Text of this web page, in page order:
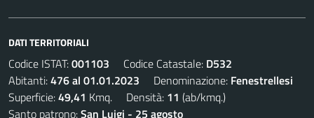
DATI TERRITORIALI
Codice ISTAT:001103 Codice Catastale: D532
Abitanti:476 al 01.01.2023 Denominazione: Fenestrellesi
Superficie:49,41 Kmq. Densità: 11 (ab/kmq.)
Santo patrono:San Luigi - 25 agosto